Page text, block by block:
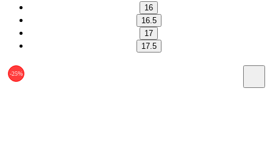
16
16.5
17
17.5
-25%